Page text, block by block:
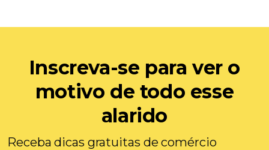
Inscreva-se para ver o
motivo de todo esse
alarido
Receba dicas gratuitas de comércio